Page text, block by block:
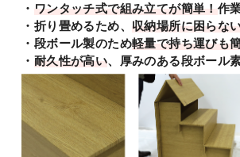
・ ワンタッチ式で組み立てが簡単！ 作
・折り畳めるため、 収納場所に困らな
・段ボール製のため軽量で持ち運びも
・ 耐久性が高い、厚みのある段ボール